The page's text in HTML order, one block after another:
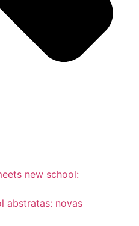
new school:
abstratas: novas